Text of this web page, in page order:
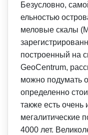
Безусловно,
ельностью
меловые скалы
построенный на
GeoCentrum,
можно подумать
определенно
также есть очень
мегалитические
4000 лет.